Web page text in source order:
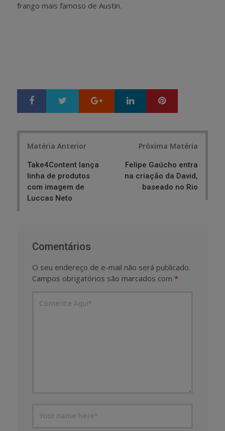
frango mais famoso de Austin.
r
e
Google+ LinkedIn
Matéria Anterior
Take4Content lança
linha de produtos
com imagem de
Luccas Neto
Próxima Matéria
Felipe Gaúcho entra
na criação da David,
baseado no Rio
Comentários
O seu endereço de e-mail não será publicado.
Campos obrigatórios são marcados com *